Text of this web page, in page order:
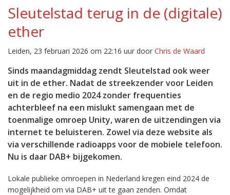
Sleutelstad terug in de (digitale)
ether
Leiden, 23 februari 2026 om 22:16 uur door Chris de Waard
Sinds maandagmiddag zendt Sleutelstad ook weer
uit in de ether. Nadat de streekzender voor Leiden
en de regio medio 2024 zonder frequenties
achterbleef na een mislukt samengaan met de
toenmalige omroep Unity, waren de uitzendingen via
internet te beluisteren. Zowel via deze website als
via verschillende radioapps voor de mobiele telefoon.
Nu is daar DAB+ bijgekomen.
Lokale publieke omroepen in Nederland kregen eind 2024 de
mogelijkheid om via DAB+ uit te gaan zenden. Omdat